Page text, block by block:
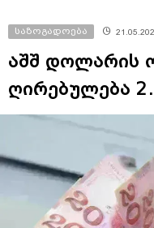
საზოგადოება
აშშ დოლარის
ღირებულება